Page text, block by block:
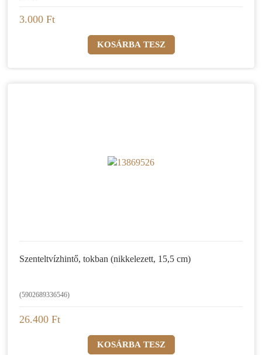
3.000 Ft
Szenteltvízhintő, tokban (nikkelezett, 15,5 cm)
(5902689336546)
26.400 Ft